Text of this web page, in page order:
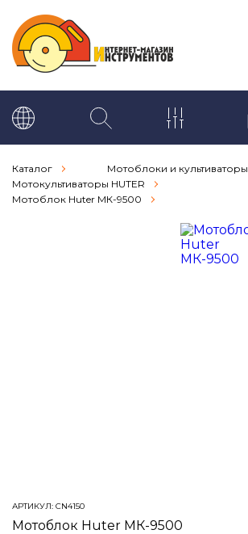
Каталог
Мотоблоки и культиваторы
Мотокультиваторы HUTER
Мотоблок Huter МК-9500
АРТИКУЛ: CN4150
Мотоблок Huter МК-9500